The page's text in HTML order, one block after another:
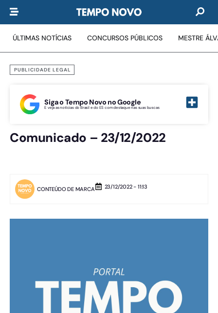
ÚLTIMAS NOTÍCIAS CONCURSOS PÚBLICOS MESTRE
PUBLICIDADE LEGAL
Siga o Tempo Novo no Google
E veja as notícias do Brasil e do ES com destaque nas suas buscas
Comunicado – 23/12/2022
CONTEÚDO DE MARCA 23/12/2022 - 11:13